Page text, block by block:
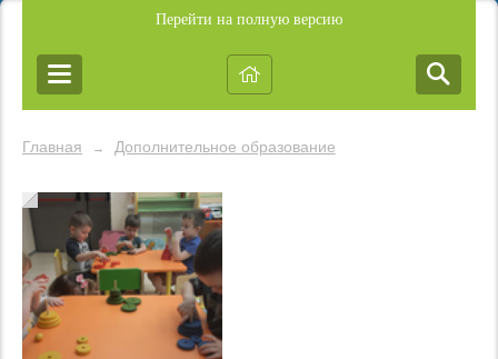
Перейти на полную версию
Главная → Дополнительное образование